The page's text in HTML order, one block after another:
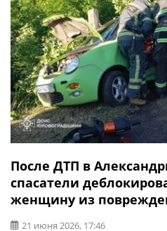
После ДТП в
спасатели
женщину из
21 июня 2026, 17:46